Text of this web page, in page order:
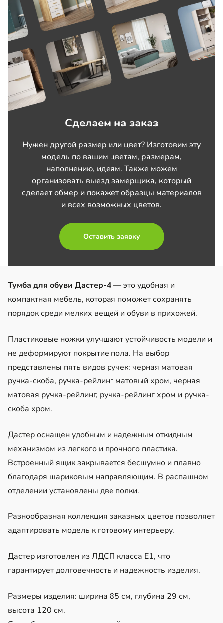
Сделаем на заказ
Нужен другой размер или цвет? Изготовим эту
модель по вашим цветам, размерам,
наполнению, идеям. Также можем
организовать выезд замерщика, который
сделает обмер и покажет образцы материалов
и всех возможных цветов.
Оставить заявку
Тумба для обуви Дастер-4— это удобная и
компактная мебель, которая поможет сохранять
порядок среди мелких вещей и обуви в прихожей.
Пластиковые ножки улучшают устойчивость модели и
не деформируют покрытие пола. На выбор
представлены пять видов ручек: черная матовая
ручка-скоба, ручка-рейлинг матовый хром, черная
матовая ручка-рейлинг, ручка-рейлинг хром и ручка-
скоба хром.
Дастер оснащен удобным и надежным откидным
механизмом из легкого и прочного пластика.
Встроенный ящик закрывается бесшумно и плавно
благодаря шариковым направляющим. В распашном
отделении установлены две полки.
Разнообразная коллекция заказных цветов позволяет
адаптировать модель к готовому интерьеру.
Дастер изготовлен из ЛДСП класса Е1, что
гарантирует долговечность и надежность изделия.
Размеры изделия: ширина 85 см, глубина 29 см,
высота 120 см.